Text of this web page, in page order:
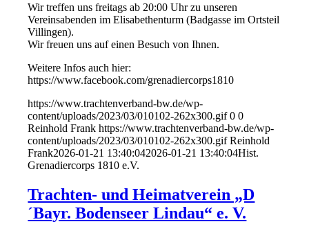
Wir treffen uns freitags ab 20:00 Uhr zu unseren
Vereinsabenden im Elisabethenturm (Badgasse im Ortsteil
Villingen).
Wir freuen uns auf einen Besuch von Ihnen.
Weitere Infos auch hier:
https://www.facebook.com/grenadiercorps1810
https://www.trachtenverband-bw.de/wp-
content/uploads/2023/03/010102-262x300.gif 0 0
Reinhold Frank https://www.trachtenverband-bw.de/wp-
content/uploads/2023/03/010102-262x300.gif Reinhold
Frank2026-01-21 13:40:042026-01-21 13:40:04Hist.
Grenadiercorps 1810 e.V.
Trachten- und Heimatverein „D
´Bayr. Bodenseer Lindau“ e. V.